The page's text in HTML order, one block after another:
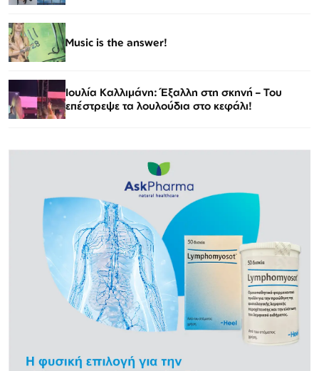
Music is the answer!
Ιουλία Καλλιμάνη: Έξαλλη στη σκηνή – Του
επέστρεψε τα λουλούδια στο κεφάλι!